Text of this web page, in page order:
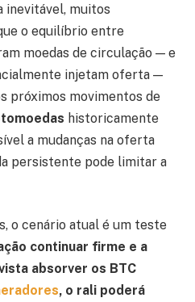
inevitável, muitos
o equilíbrio entre
moedas de circulação — e
injetam oferta —
próximos movimentos de
historicamente
a mudanças na oferta
persistente pode limitar a
o cenário atual é um teste
continuar firme e a
absorver os BTC
, o rali poderá